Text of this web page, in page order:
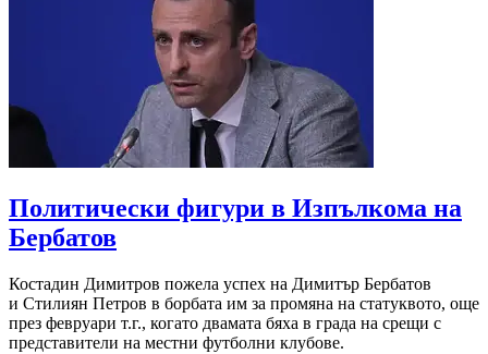
Политически фигури в Изпълкома на
Бербатов
Костадин Димитров пожела успех на Димитър Бербатов
и Стилиян Петров в борбата им за промяна на статуквото, още
през февруари т.г., когато двамата бяха в града на срещи с
представители на местни футболни клубове.